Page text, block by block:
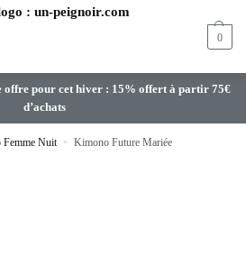
0
offre pour cet hiver : 15% offert à partir 75€
d’achats
Nuit » Kimono Future Mariée